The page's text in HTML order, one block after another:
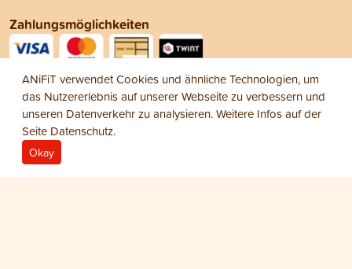
Zahlungsmöglichkeiten
Social Media
ANiFiT verwendet Cookies und ähnliche Technologien, um
das Nutzererlebnis auf unserer Webseite zu verbessern und
unseren Datenverkehr zu analysieren. Weitere Infos auf der
Seite Datenschutz.
Okay